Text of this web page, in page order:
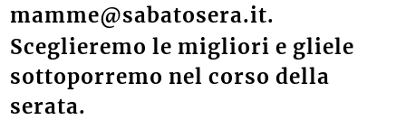
mamme@sabatosera.it.
Sceglieremo le migliori e gliele
sottoporremo nel corso della
serata.